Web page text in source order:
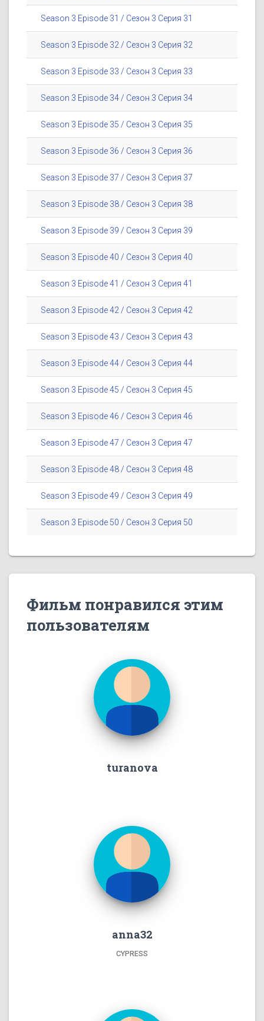
Season 3 Episode 31 / Сезон 3 Серия 31
Season 3 Episode 32 / Сезон 3 Серия 32
Season 3 Episode 33 / Сезон 3 Серия 33
Season 3 Episode 34 / Сезон 3 Серия 34
Season 3 Episode 35 / Сезон 3 Серия 35
Season 3 Episode 36 / Сезон 3 Серия 36
Season 3 Episode 37 / Сезон 3 Серия 37
Season 3 Episode 38 / Сезон 3 Серия 38
Season 3 Episode 39 / Сезон 3 Серия 39
Season 3 Episode 40 / Сезон 3 Серия 40
Season 3 Episode 41 / Сезон 3 Серия 41
Season 3 Episode 42 / Сезон 3 Серия 42
Season 3 Episode 43 / Сезон 3 Серия 43
Season 3 Episode 44 / Сезон 3 Серия 44
Season 3 Episode 45 / Сезон 3 Серия 45
Season 3 Episode 46 / Сезон 3 Серия 46
Season 3 Episode 47 / Сезон 3 Серия 47
Season 3 Episode 48 / Сезон 3 Серия 48
Season 3 Episode 49 / Сезон 3 Серия 49
Season 3 Episode 50 / Сезон 3 Серия 50
Фильм понравился этим
пользователям
turanova
anna32
CYPRESS